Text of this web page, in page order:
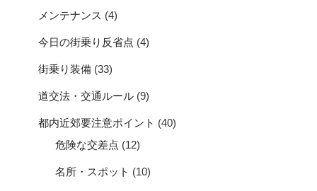
メンテナンス (4)
今日の街乗り反省点 (4)
街乗り装備 (33)
道交法・交通ルール (9)
都内近郊要注意ポイント (40)
危険な交差点 (12)
名所・スポット (10)